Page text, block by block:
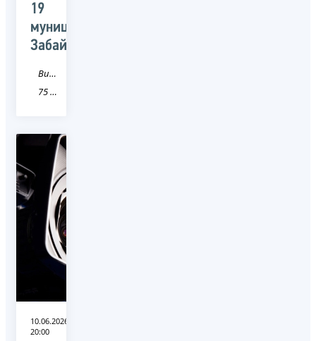
19
муниципалитетах
Забайкалья
Видео
75 Забайкальский край
10.06.2026
20:00